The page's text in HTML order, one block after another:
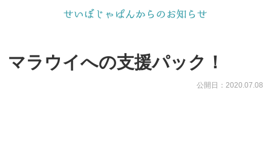
マラウイへの支援パック！
公開日：2020.07.08